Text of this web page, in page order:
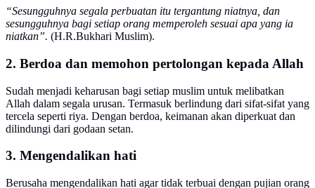
“Sesungguhnya segala perbuatan itu tergantung niatnya, dan
sesungguhnya bagi setiap orang memperoleh sesuai apa yang ia
niatkan”. (H.R.Bukhari Muslim).
2. Berdoa dan memohon pertolongan kepada Allah
Sudah menjadi keharusan bagi setiap muslim untuk melibatkan
Allah dalam segala urusan. Termasuk berlindung dari sifat-sifat yang
tercela seperti riya. Dengan berdoa, keimanan akan diperkuat dan
dilindungi dari godaan setan.
3. Mengendalikan hati
Berusaha mengendalikan hati agar tidak terbuai dengan pujian orang